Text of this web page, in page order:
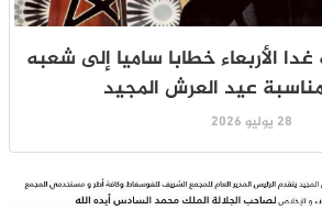
الأربعاء خطابا ساميا إلى شعبه
عيد العرش المجيد
28 يوليو 2026